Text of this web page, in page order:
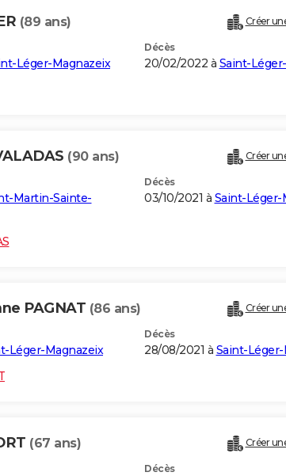
(89 ans) Créer
Léger-Magnazeix
Décès
20/02/2022 à Saint-
(90 ans) Créer
Martin-Sainte-
Décès
03/10/2021 à Saint-Léger-
PAGNAT (86 ans) Créer
Léger-Magnazeix
Décès
28/08/2021 à Saint-
(67 ans) Créer
Décès